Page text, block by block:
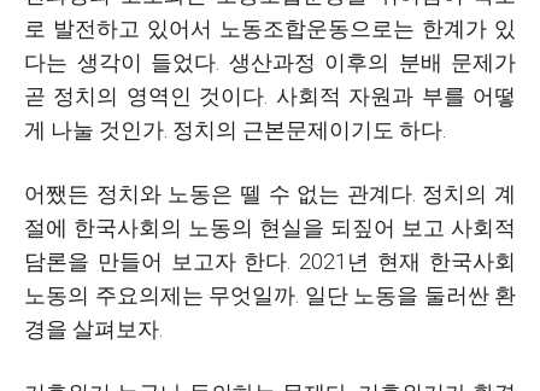
로 발전하고 있어서 노동조합운동으로는 한계가 있
다는 생각이 들었다. 생산과정 이후의 분배 문제가
곧 정치의 영역인 것이다. 사회적 자원과 부를 어떻
게 나눌 것인가. 정치의 근본문제이기도 하다.
어쨌든 정치와 노동은 뗄 수 없는 관계다. 정치의 계
절에 한국사회의 노동의 현실을 되짚어 보고 사회적
담론을 만들어 보고자 한다. 2021년 현재 한국사회
노동의 주요의제는 무엇일까. 일단 노동을 둘러싼 환
경을 살펴보자.